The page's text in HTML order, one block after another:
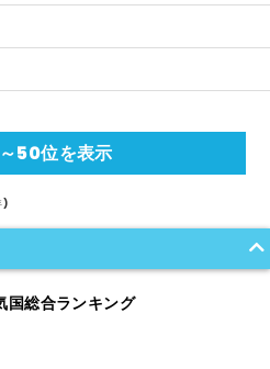
50位を表示
)
国総合ランキング